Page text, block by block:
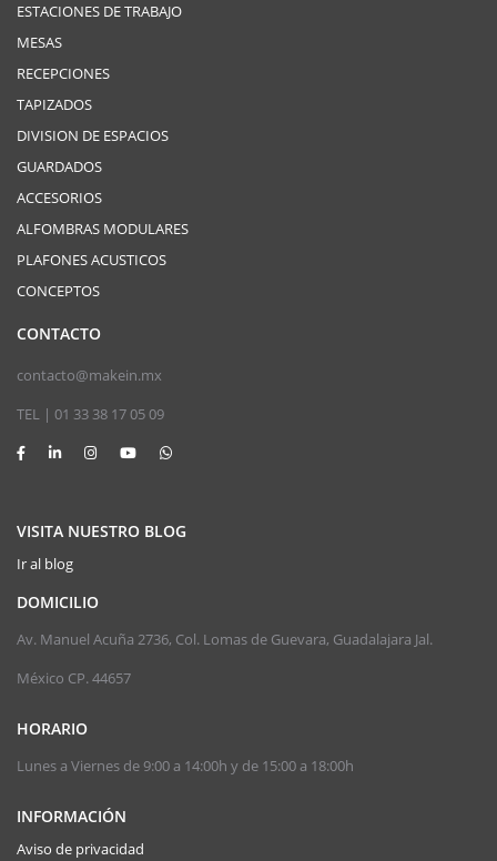
ESTACIONES DE TRABAJO
MESAS
RECEPCIONES
TAPIZADOS
DIVISION DE ESPACIOS
GUARDADOS
ACCESORIOS
ALFOMBRAS MODULARES
PLAFONES ACUSTICOS
CONCEPTOS
CONTACTO
contacto@makein.mx
TEL | 01 33 38 17 05 09
VISITA NUESTRO BLOG
Ir al blog
DOMICILIO
Av. Manuel Acuña 2736, Col. Lomas de Guevara, Guadalajara Jal.
México CP. 44657
HORARIO
Lunes a Viernes de 9:00 a 14:00h y de 15:00 a 18:00h
INFORMACIÓN
Aviso de privacidad